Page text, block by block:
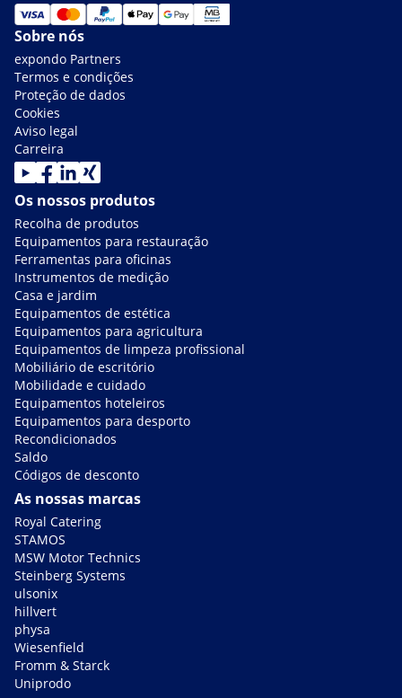
Sobre nós
expondo Partners
Termos e condições
Proteção de dados
Cookies
Aviso legal
Carreira
Os nossos produtos
Recolha de produtos
Equipamentos para restauração
Ferramentas para oficinas
Instrumentos de medição
Casa e jardim
Equipamentos de estética
Equipamentos para agricultura
Equipamentos de limpeza profissional
Mobiliário de escritório
Mobilidade e cuidado
Equipamentos hoteleiros
Equipamentos para desporto
Recondicionados
Saldo
Códigos de desconto
As nossas marcas
Royal Catering
STAMOS
MSW Motor Technics
Steinberg Systems
ulsonix
hillvert
physa
Wiesenfield
Fromm & Starck
Uniprodo